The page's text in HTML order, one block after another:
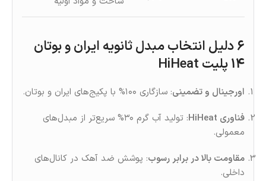
6 دلیل انتخاب مبدل ثانویه ايران و بوتان
14 پلیت HiHeat
اورجینال و تضمینی: سازگاری ۱۰۰% با پکیج‌های ایران و بوتان.
فناوری HiHeat
: تولید آب گرم ۳۰% سریع‌تر از مبدل‌های
معمولی.
مقاومت بالا در برابر رسوب: پوشش ضد آهک در کانال‌های
داخلی.